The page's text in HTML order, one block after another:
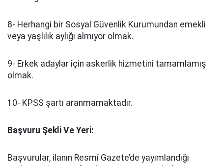
8- Herhangi bir Sosyal Güvenlik Kurumundan emekli
veya yaşlılık aylığı almıyor olmak.
9- Erkek adaylar için askerlik hizmetini tamamlamış
olmak.
10- KPSS şartı aranmamaktadır.
Başvuru Şekli Ve Yeri:
Başvurular, ilanın Resmî Gazete’de yayımlandığı